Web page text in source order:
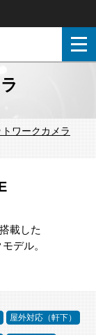
ワークカメラ
載した
デル。
屋外対応（軒下）